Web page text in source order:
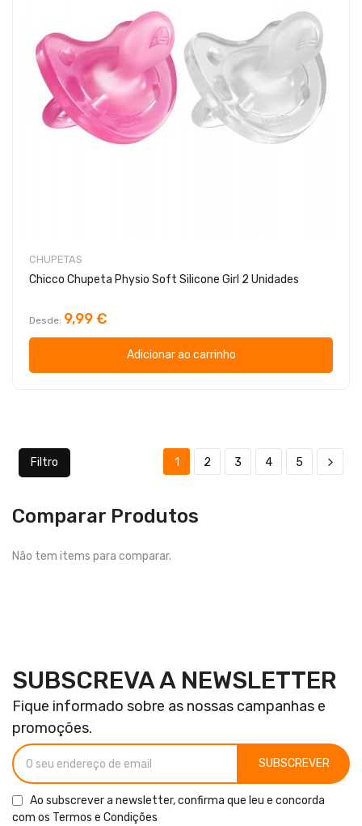
CHUPETAS
Chicco Chupeta Physio Soft Silicone Girl 2 Unidades
Desde 9,99 €
Adicionar ao carrinho
Filtro 1 2 3 4 5
Comparar Produtos
Não tem items para comparar.
SUBSCREVA A NEWSLETTER
Fique informado sobre as nossas campanhas e
promoções.
SUBSCREVER
Ao subscrever a newsletter, confirma que leu e concorda
com os Termos e Condições